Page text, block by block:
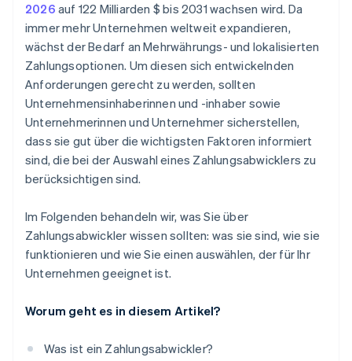
2026 auf 122 Milliarden $ bis 2031 wachsen wird. Da
immer mehr Unternehmen weltweit expandieren,
wächst der Bedarf an Mehrwährungs- und lokalisierten
Zahlungsoptionen. Um diesen sich entwickelnden
Anforderungen gerecht zu werden, sollten
Unternehmensinhaberinnen und -inhaber sowie
Unternehmerinnen und Unternehmer sicherstellen,
dass sie gut über die wichtigsten Faktoren informiert
sind, die bei der Auswahl eines Zahlungsabwicklers zu
berücksichtigen sind.
Im Folgenden behandeln wir, was Sie über
Zahlungsabwickler wissen sollten: was sie sind, wie sie
funktionieren und wie Sie einen auswählen, der für Ihr
Unternehmen geeignet ist.
Worum geht es in diesem Artikel?
Was ist ein Zahlungsabwickler?